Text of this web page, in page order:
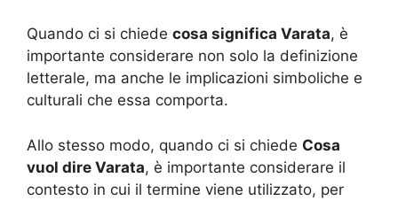
Quando ci si chiede cosa significa Varata, è
importante considerare non solo la definizione
letterale, ma anche le implicazioni simboliche e
culturali che essa comporta.
Allo stesso modo, quando ci si chiede Cosa
vuol dire Varata, è importante considerare il
contesto in cui il termine viene utilizzato, per